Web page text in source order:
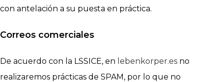
con antelación a su puesta en práctica.
Correos comerciales
De acuerdo con la LSSICE, en lebenkorper.es no
realizaremos prácticas de SPAM, por lo que no